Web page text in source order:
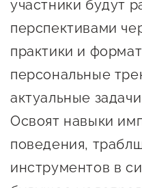
Поддержка
Онлайн-
Экскурсии
Организации,
Интерактивные
Каталог
Каталог
участники будут
перспективами
практики и
персональные
актуальные
Освоят навыки
поведения,
инструментов в